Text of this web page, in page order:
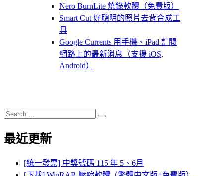
Nero BurnLite 燒錄軟體（免費版）
Smart Cut 好聰明的照片去背合成工
具
Google Currents 用手機、iPad 訂閱
網路上的最新消息（支援 iOS,
Android）
Search
for:
Search
最近更新
[統一發票] 中獎號碼 115 年 5、6月